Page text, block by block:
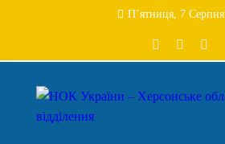
П’ятниця, 7 Серпня